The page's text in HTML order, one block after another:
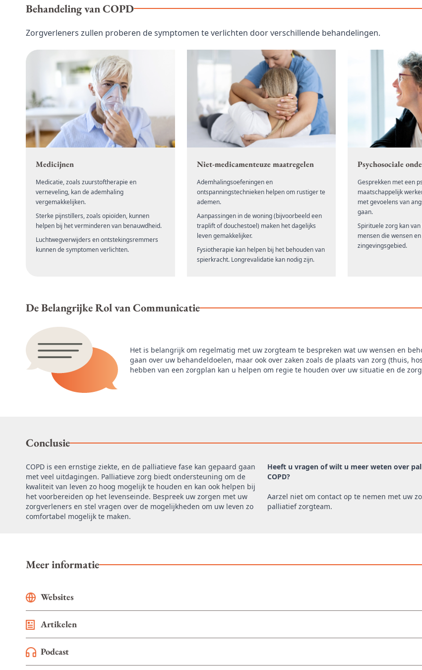
Behandeling van COPD
Zorgverleners zullen proberen de symptomen te verlichten door verschillende behandelingen.
Medicijnen
Medicatie, zoals zuurstoftherapie en
verneveling, kan de ademhaling
vergemakkelijken.
Sterke pijnstillers, zoals opioïden, kunnen
helpen bij het verminderen van benauwdheid.
Luchtwegverwijders en ontstekingsremmers
kunnen de symptomen verlichten.
Niet-medicamenteuze maatregelen
Ademhalingsoefeningen en
ontspanningstechnieken helpen om rustiger te
ademen.
Aanpassingen in de woning (bijvoorbeeld een
traplift of douchestoel) maken het dagelijks
leven gemakkelijker.
Fysiotherapie kan helpen bij het behouden van
spierkracht. Longrevalidatie kan nodig zijn.
Psychosociale
Gesprekken met een
maatschappelijk
met gevoelens van
gaan.
Spirituele zorg kan
mensen die wensen
zingevingsgebied.
De Belangrijke Rol van Communicatie
Het is belangrijk om regelmatig met uw zorgteam te bespreken wat uw wensen en
gaan over uw behandeldoelen, maar ook over zaken zoals de plaats van zorg (thuis,
hebben van een zorgplan kan u helpen om regie te houden over uw situatie en de
Conclusie
COPD is een ernstige ziekte, en de palliatieve fase kan gepaard gaan
met veel uitdagingen. Palliatieve zorg biedt ondersteuning om de
kwaliteit van leven zo hoog mogelijk te houden en kan ook helpen bij
het voorbereiden op het levenseinde. Bespreek uw zorgen met uw
zorgverleners en stel vragen over de mogelijkheden om uw leven zo
comfortabel mogelijk te maken.
Heeft u vragen of wilt u meer weten over
COPD?
Aarzel niet om contact op te nemen met uw
palliatief zorgteam.
Meer informatie
Websites
Artikelen
Podcast